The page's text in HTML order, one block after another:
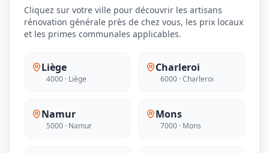
Cliquez sur votre ville pour découvrir les artisans
rénovation générale près de chez vous, les prix locaux
et les primes communales applicables.
Liège
4000 · Liège
Charleroi
6000 · Charleroi
Namur
5000 · Namur
Mons
7000 · Mons